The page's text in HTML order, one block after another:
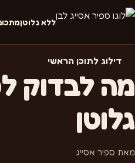
דילוג לתוכן הראשי
ללא גלוטן
מה לבדוק
גלוטן
מאת ספיר אסייג